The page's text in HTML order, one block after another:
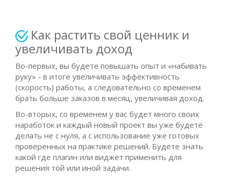
Как растить свой ценник и
увеличивать доход
Во-первых, вы будете повышать опыт и «набивать
руку» - в итоге увеличивать эффективность
(скорость) работы, а следовательно со временем
брать больше заказов в месяц, увеличивая доход.
Во-вторых, со временем у вас будет много своих
наработок и каждый новый проект вы уже будете
делать не с нуля, а с использование уже готовых
проверенных на практике решений. Будете знать
какой где плагин или виджет применить для
решения той или иной задачи.